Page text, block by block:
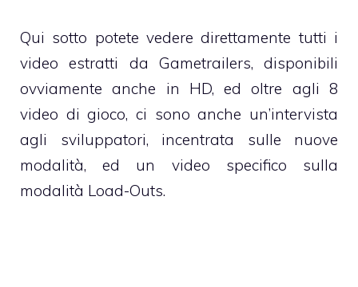
Qui sotto potete vedere direttamente tutti i
video estratti da Gametrailers, disponibili
ovviamente anche in HD, ed oltre agli 8
video di gioco, ci sono anche un’intervista
agli sviluppatori, incentrata sulle nuove
modalità, ed un video specifico sulla
modalità Load-Outs.